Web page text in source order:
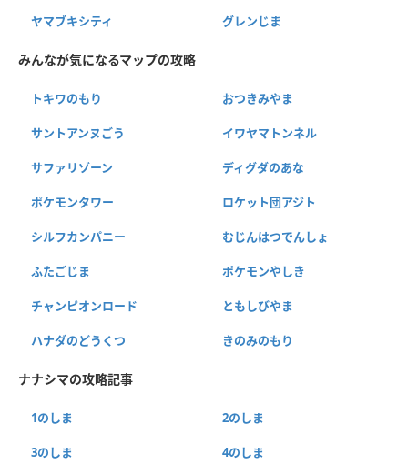
ヤマブキシティ グレンじま
みんなが気になるマップの攻略
トキワのもり おつきみやま
サントアンヌごう イワヤマトンネル
サファリゾーン ディグダのあな
ポケモンタワー ロケット団アジト
シルフカンパニー むじんはつでんしょ
ふたごじま ポケモンやしき
チャンピオンロード ともしびやま
ハナダのどうくつ きのみのもり
ナナシマの攻略記事
1のしま 2のしま
3のしま 4のしま